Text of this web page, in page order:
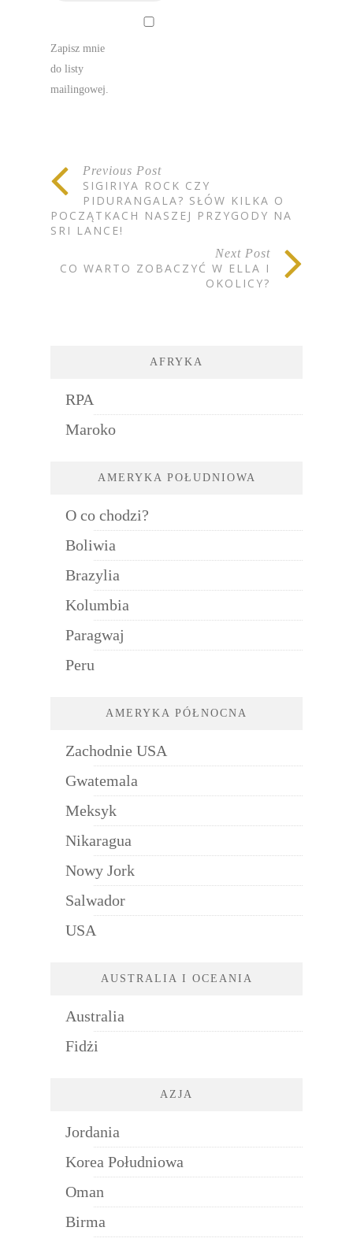
Zapisz mnie
do listy
mailingowej.
Previous Post
SIGIRIYA ROCK CZY
PIDURANGALA? SŁÓW KILKA O
POCZĄTKACH NASZEJ PRZYGODY NA
SRI LANCE!
Next Post
CO WARTO ZOBACZYĆ W ELLA I
OKOLICY?
AFRYKA
RPA
Maroko
AMERYKA POŁUDNIOWA
O co chodzi?
Boliwia
Brazylia
Kolumbia
Paragwaj
Peru
AMERYKA PÓŁNOCNA
Zachodnie USA
Gwatemala
Meksyk
Nikaragua
Nowy Jork
Salwador
USA
AUSTRALIA I OCEANIA
Australia
Fidżi
AZJA
Jordania
Korea Południowa
Oman
Birma